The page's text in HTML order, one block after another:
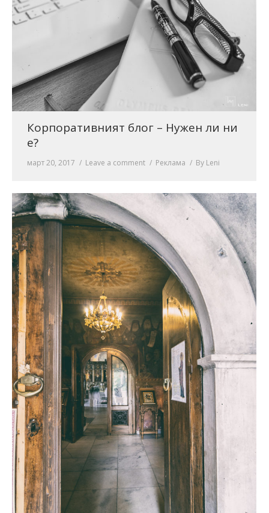
Корпоративният блог – Нужен ли ни
е?
март 20, 2017 Leave a comment Реклама By Leni